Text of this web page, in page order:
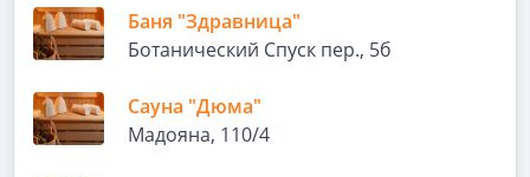
Баня "Здравница"
Ботанический Спуск пер., 5б
Сауна "Дюма"
Мадояна, 110/4